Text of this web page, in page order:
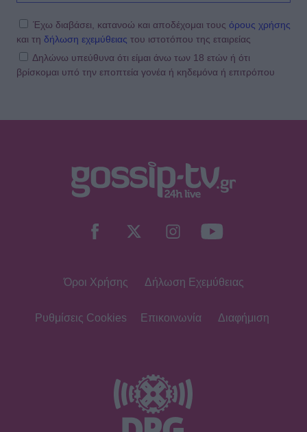
Έχω διαβάσει, κατανοώ και αποδέχομαι τους όρους χρήσης
και τη δήλωση εχεμύθειας του ιστοτόπου της εταιρείας
Δηλώνω υπεύθυνα ότι είμαι άνω των 18 ετών ή ότι
βρίσκομαι υπό την εποπτεία γονέα ή κηδεμόνα ή επιτρόπου
Όροι Χρήσης Δήλωση Εχεμύθειας
Ρυθμίσεις Cookies Επικοινωνία Διαφήμιση